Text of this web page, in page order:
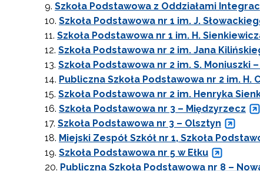
Szkoła Podstawowa z Oddziałami
Szkoła Podstawowa nr 1 im. J.
Szkoła Podstawowa nr 1 im. H.
Szkoła Podstawowa nr 2 im. Jana
Szkoła Podstawowa nr 2 im. S. Moniuszki
Publiczna Szkoła Podstawowa nr 2 im. H.
Szkoła Podstawowa nr 2 im. Henryka
Szkoła Podstawowa nr 3 – Międzyrzecz
Szkoła Podstawowa nr 3 – Olsztyn
Miejski Zespół Szkół nr 1, Szkoła
Szkoła Podstawowa nr 5 w Ełku
Publiczna Szkoła Podstawowa nr 8 –